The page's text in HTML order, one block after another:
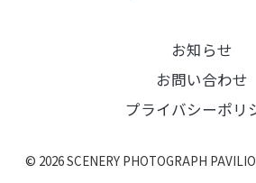
お知らせ
お問い合わせ
プライバシーポリ
© 2026 SCENERY PHOTOGRAPH